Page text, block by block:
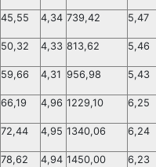
45,55 4,34 739,42 5,47
50,32 4,33 813,62 5,46
59,66 4,31 956,98 5,43
66,19 4,96 1229,10 6,25
72,44 4,95 1340,06 6,24
78,62 4,94 1450,00 6,23